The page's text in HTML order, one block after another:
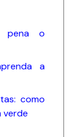
pena o
a
como
verde